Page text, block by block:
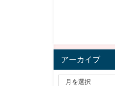
アーカイブ